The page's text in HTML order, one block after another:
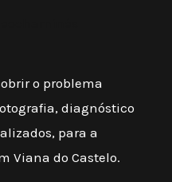
o problema
diagnóstico
para a
Viana do Castelo.